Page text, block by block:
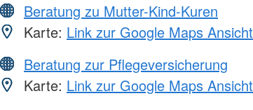
Beratung zu Mutter-Kind-Kuren
Karte: Link zur Google Maps Ansicht
Beratung zur Pflegeversicherung
Karte: Link zur Google Maps Ansicht